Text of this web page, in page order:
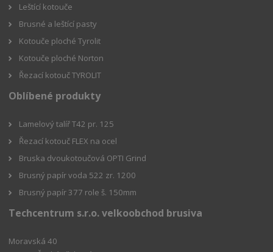
Leštící kotouče
Brusné a leštící pasty
Kotouče ploché Tyrolit
Kotouče ploché Norton
Řezací kotouč TYROLIT
Oblíbené produkty
Lamelový talíř T42 pr. 125
Řezací kotouč FLEX na ocel
Bruska dvoukotoučová OPTI Grind
Brusný papír voda 522 zr. 1200
Brusný papír 377 role š. 150mm
Techcentrum s.r.o. velkoobchod brusiva
Moravská 40